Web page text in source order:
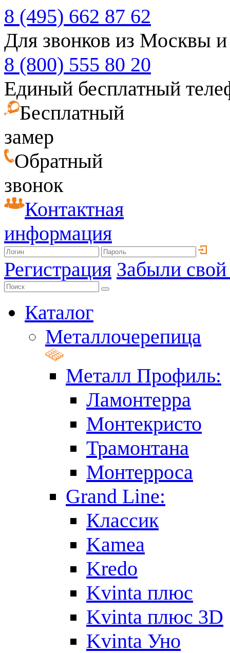
8 (495) 662 87 62
Для звонков из Москвы
8 (800) 555 80 20
Единый бесплатный
Бесплатный
замер
Обратный
звонок
Контактная
информация
Регистрация Забыли
Каталог
Металлочерепица
Металл Профиль:
Ламонтерра
Монтекристо
Трамонтана
Монтерроса
Grand Line:
Классик
Kamea
Kredo
Kvinta плюс
Kvinta плюс 3D
Kvinta Уно